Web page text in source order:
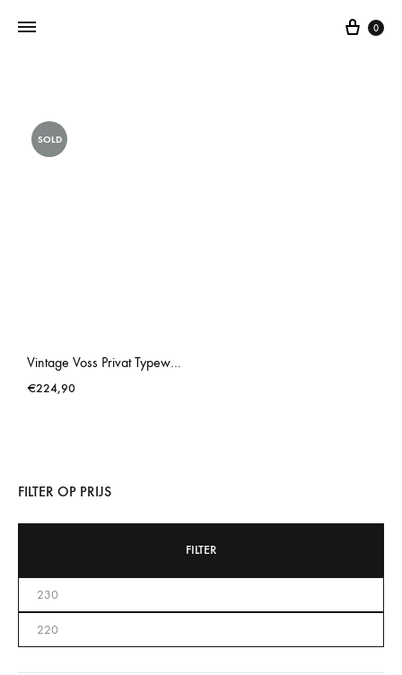
0
SOLD
Vintage Voss Privat Typewriter
€224,90
FILTER OP PRIJS
FILTER